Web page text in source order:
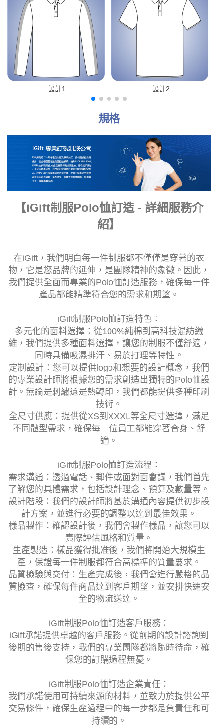
設計1 設計2
規格
【iGift制服Polo恤訂造 - 詳細服務介
紹】
在iGift，我們明白每一件制服都不僅僅是穿著的衣
物，它是您品牌的延伸，是團隊精神的象徵。因此，
我們提供全面而專業的Polo恤訂造服務，確保每一件
產品都能精準符合您的需求和期望。
iGift制服Polo恤訂造特色：
多元化的面料選擇：從100%純棉到高科技混紡纖
維，我們提供多種面料選擇，讓您的制服不僅舒適，
同時具備吸濕排汗、易於打理等特性。
定制設計：您可以提供logo和想要的設計概念，我們
的專業設計師將根據您的需求創造出獨特的Polo恤設
計。無論是刺繡還是熱轉印，我們都能提供多種印刷
技術。
全尺寸供應：提供從XS到XXXL等全尺寸選擇，滿足
不同體型需求，確保每一位員工都能穿著合身、舒
適。
iGift制服Polo恤訂造流程：
需求溝通：透過電話、郵件或面對面會議，我們首先
了解您的具體需求，包括設計理念、預算及數量等。
設計階段：我們的設計師將基於溝通內容提供初步設
計方案，並進行必要的調整以達到最佳效果。
樣品製作：確認設計後，我們會製作樣品，讓您可以
實際評估風格和質量。
生產製造：樣品獲得批准後，我們將開始大規模生
產，保證每一件制服都符合高標準的質量要求。
品質檢驗與交付：生產完成後，我們會進行嚴格的品
質檢查，確保每件商品達到客戶期望，並安排快速安
全的物流送達。
iGift制服Polo恤訂造客戶服務：
iGift承諾提供卓越的客戶服務。從前期的設計諮詢到
後期的售後支持，我們的專業團隊都將隨時待命，確
保您的訂購過程無憂。
iGift制服Polo恤訂造企業責任：
我們承諾使用可持續來源的材料，並致力於提供公平
交易條件，確保生產過程中的每一步都是負責任和可
持續的。